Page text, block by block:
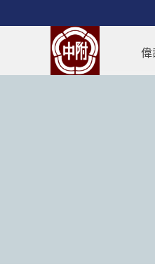
版權資訊 - 偉
:::